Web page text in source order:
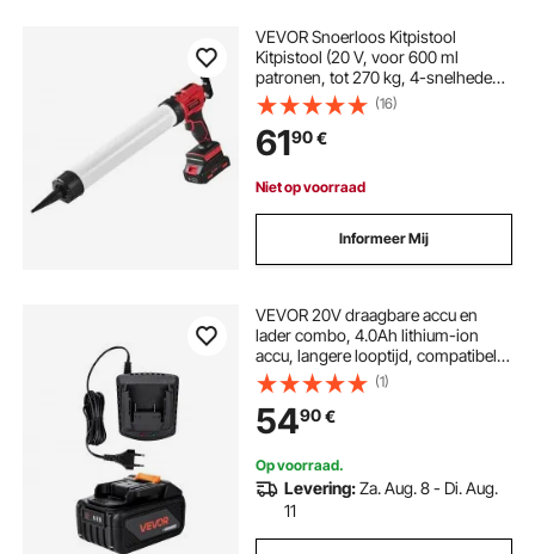
VEVOR Snoerloos Kitpistool
Kitpistool (20 V, voor 600 ml
patronen, tot 270 kg, 4-snelheden
instelbaar, incl. accu en oplader)
Compatibel met acrylzuur, lijmen
(16)
6190€
Niet op voorraad
Informeer Mij
VEVOR 20V draagbare accu en
lader combo, 4.0Ah lithium-ion
accu, langere looptijd, compatibel
met seriegereedschappen, voor
verwisselen en snel opladen
(1)
5490€
Op voorraad.
Levering:Za. Aug. 8 - Di. Aug.
11